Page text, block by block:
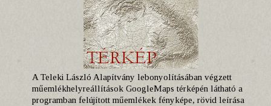
A Teleki László Alapítvány lebonyolításában végzett
műemlékhelyreállítások GoogleMaps térképén látható a
programban felújított műemlékek fényképe, rövid leírása